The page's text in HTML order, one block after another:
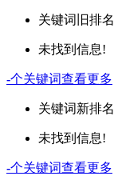
关键词 旧排名
未找到信息!
-个关键词查看更多
关键词新排名
未找到信息!
-个关键词查看更多